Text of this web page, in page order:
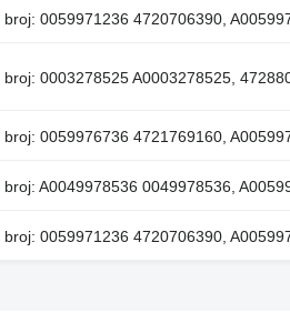
broj: 0059971236 4720706390,
broj: 0003278525 A0003278525,
broj: 0059976736 4721769160,
broj: A0049978536 0049978536,
broj: 0059971236 4720706390,